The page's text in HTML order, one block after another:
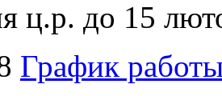
ц.р. до 15
График